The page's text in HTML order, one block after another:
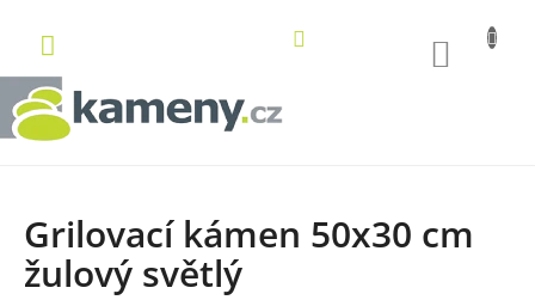
obsah
Grilovací kámen 50x30 cm
žulový světlý